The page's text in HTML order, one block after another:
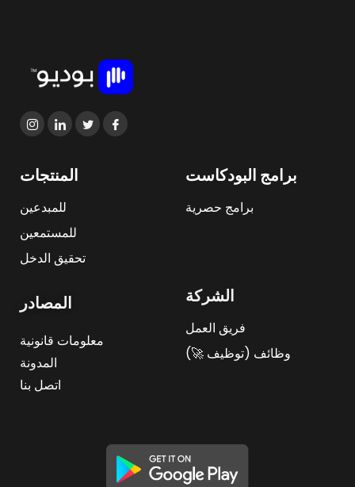
المنتجات
للمبدعين
للمستمعين
تحقيق الدخل
برامج البودكاست
برامج حصرية
المصادر
معلومات قانونية
المدونة
اتصل بنا
الشركة
فريق العمل
وظائف (توظيف 🚀)